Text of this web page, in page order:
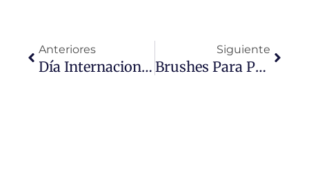
Anteriores
Día Internacional Contra La Violencia De Género – 25 De Noviembre
Siguiente
Brushes Para Photoshop